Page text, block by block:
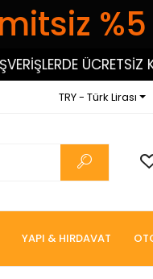
ÜCRETSİZ
TRY - Türk Lirası
YAPI & HIRDAVAT